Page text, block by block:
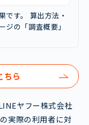
です。 算出方法・
の「調査概要」
ちら
ヤフー株式会社
実際の利用者に対